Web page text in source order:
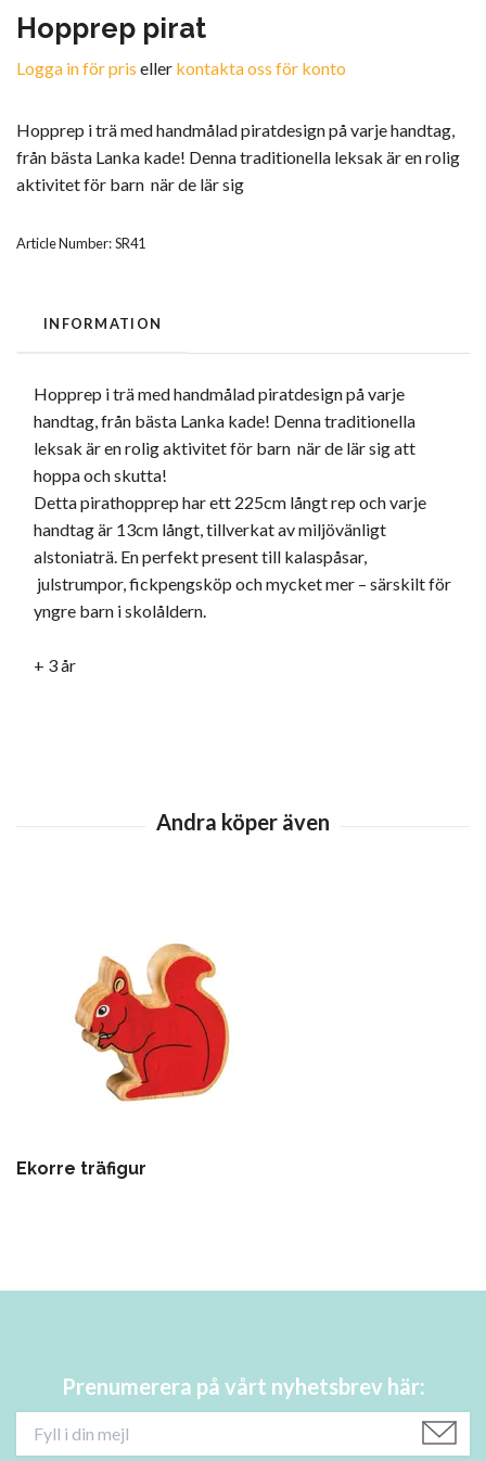
Hopprep pirat
Logga in för pris eller kontakta oss för konto
Hopprep i trä med handmålad piratdesign på varje handtag,
från bästa Lanka kade! Denna traditionella leksak är en rolig
aktivitet för barn när de lär sig
Article Number:SR41
INFORMATION
Hopprep i trä med handmålad piratdesign på varje
handtag, från bästa Lanka kade! Denna traditionella
leksak är en rolig aktivitet för barn när de lär sig att
hoppa och skutta!
Detta pirathopprep har ett 225cm långt rep och varje
handtag är 13cm långt, tillverkat av miljövänligt
alstoniaträ. En perfekt present till kalaspåsar,
julstrumpor, fickpengsköp och mycket mer – särskilt för
yngre barn i skolåldern.
+ 3 år
Ekorre träfigur
Prenumerera på vårt nyhetsbrev här: